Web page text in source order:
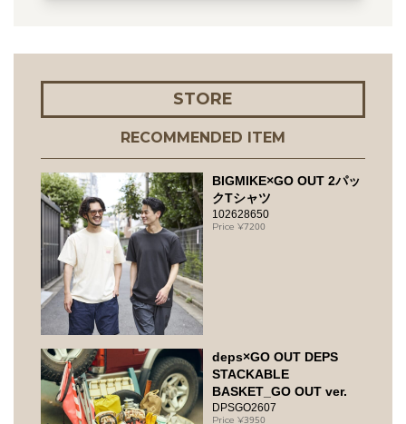
STORE
RECOMMENDED ITEM
BIGMIKE×GO OUT 2パッ
クTシャツ
102628650
7200
deps×GO OUT DEPS
STACKABLE
BASKET_GO OUT ver.
DPSGO2607
3950